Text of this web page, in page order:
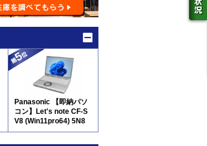
Panasonic 【即納パソ
コン】Let's note CF-S
V8 (Win11pro64) 5N8